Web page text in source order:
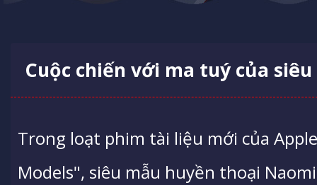
Cuộc chiến với ma tuý của
Trong loạt phim tài liệu mới của
Models", siêu mẫu huyền thoại